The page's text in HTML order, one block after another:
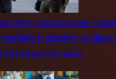
ONZ odnotowały
działań w
broni w czerwcu